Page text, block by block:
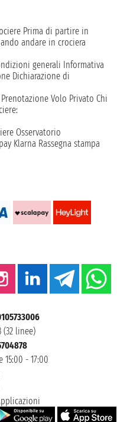
Prima di partire in
andare in crociera
generali Informativa
Dichiarazione di
Prenotazione Volo Privato Chi
Osservatorio
Klarna Rassegna stampa
(32 linee)
15:00 - 17:00